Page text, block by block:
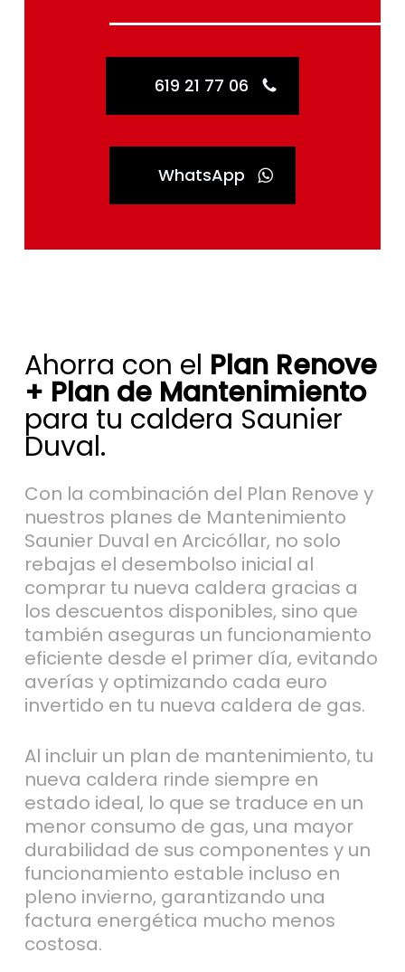
619 21 77 06
WhatsApp
+ Plan de Mantenimiento
para tu caldera Saunier
Duval.
Con la combinación del Plan Renove y
nuestros planes de Mantenimiento
Saunier Duval en Arcicóllar, no solo
rebajas el desembolso inicial al
comprar tu nueva caldera gracias a
los descuentos disponibles, sino que
también aseguras un funcionamiento
eficiente desde el primer día, evitando
averías y optimizando cada euro
invertido en tu nueva caldera de gas.
Al incluir un plan de mantenimiento, tu
nueva caldera rinde siempre en
estado ideal, lo que se traduce en un
menor consumo de gas, una mayor
durabilidad de sus componentes y un
funcionamiento estable incluso en
pleno invierno, garantizando una
factura energética mucho menos
costosa.